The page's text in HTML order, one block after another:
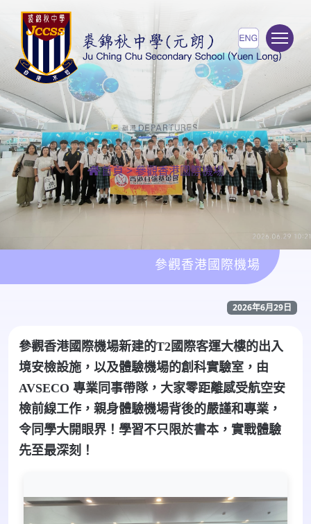
首頁>參觀香港國際機場
參觀香港國際機場
2026年6月29日
參觀香港國際機場新建的T2國際客運大樓的出入
境安檢設施，以及體驗機場的創科實驗室，由
AVSECO 專業同事帶隊，大家零距離感受航空安
檢前線工作，親身體驗機場背後的嚴謹和專業，
令同學大開眼界！學習不只限於書本，實戰體驗
先至最深刻！